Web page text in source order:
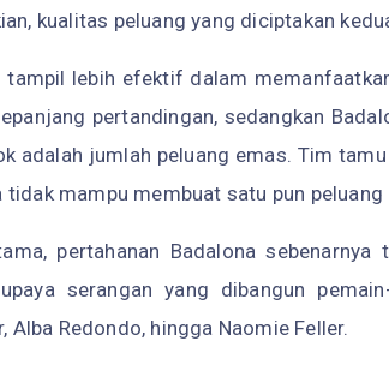
kualitas peluang yang diciptakan
tampil lebih efektif dalam
pertandingan, sedangkan
adalah jumlah peluang emas. Tim
mampu membuat satu pun peluang
pertahanan Badalona
serangan yang dibangun
Alba Redondo, hingga Naomie Feller.